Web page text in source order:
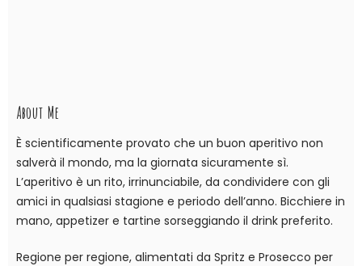
About Me
È scientificamente provato che un buon aperitivo non
salverà il mondo, ma la giornata sicuramente sì.
L’aperitivo è un rito, irrinunciabile, da condividere con gli
amici in qualsiasi stagione e periodo dell’anno. Bicchiere in
mano, appetizer e tartine sorseggiando il drink preferito.
Regione per regione, alimentati da Spritz e Prosecco per